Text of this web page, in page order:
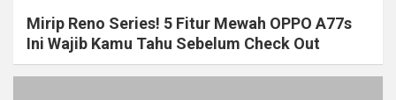
Mirip Reno Series! 5 Fitur Mewah OPPO A77s
Ini Wajib Kamu Tahu Sebelum Check Out